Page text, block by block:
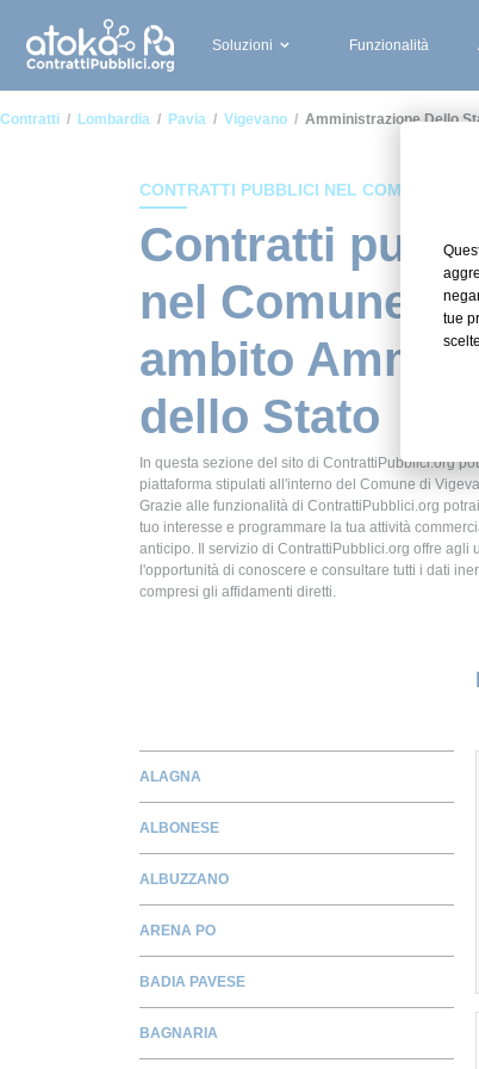
Soluzioni Funzionalità
Contratti Lombardia Pavia Vigevano Amministrazione Dello
CONTRATTI PUBBLICI NEL COMUNE DI
Contratti
nel Comune
ambito
dello Stato
In questa sezione del sito di ContrattiPubblici.org
piattaforma stipulati all'interno del Comune di
Grazie alle funzionalità di ContrattiPubblici.org
tuo interesse e programmare la tua attività
anticipo. Il servizio di ContrattiPubblici.org offre agli
l'opportunità di conoscere e consultare tutti i dati
compresi gli affidamenti diretti.
ALAGNA
ALBONESE
ALBUZZANO
ARENA PO
BADIA PAVESE
BAGNARIA